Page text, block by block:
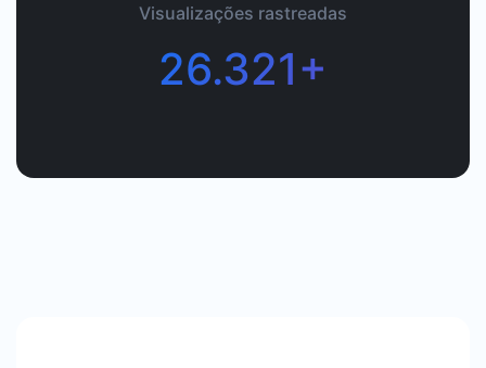
Visualizações rastreadas
26.321+